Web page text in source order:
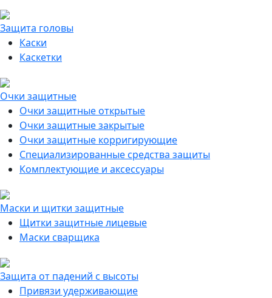
Защита головы
Каски
Каскетки
Очки защитные
Очки защитные открытые
Очки защитные закрытые
Очки защитные корригирующие
Специализированные средства защиты
Комплектующие и аксессуары
Маски и щитки защитные
Щитки защитные лицевые
Маски сварщика
Защита от падений с высоты
Привязи удерживающие